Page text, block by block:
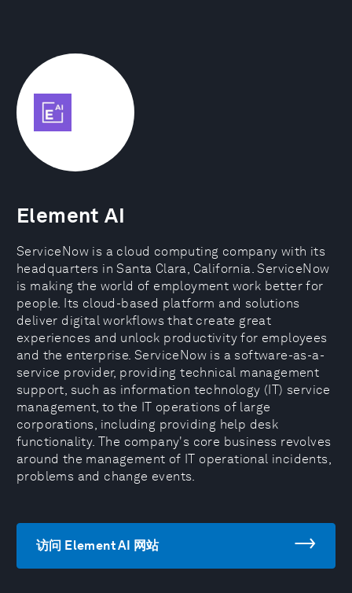
Element AI
ServiceNow is a cloud computing company with its
headquarters in Santa Clara, California. ServiceNow
is making the world of employment work better for
people. Its cloud-based platform and solutions
deliver digital workflows that create great
experiences and unlock productivity for employees
and the enterprise. ServiceNow is a software-as-a-
service provider, providing technical management
support, such as information technology (IT) service
management, to the IT operations of large
corporations, including providing help desk
functionality. The company's core business revolves
around the management of IT operational incidents,
problems and change events.
访问 Element AI 网站